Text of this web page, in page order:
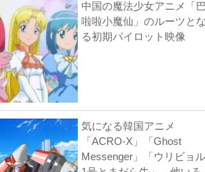
中国の魔法少女アニメ「巴
啦啦小魔仙」のルーツとな
る初期パイロット映像
気になる韓国アニメ
「ACRO-X」「Ghost
Messenger」「ウリビョル